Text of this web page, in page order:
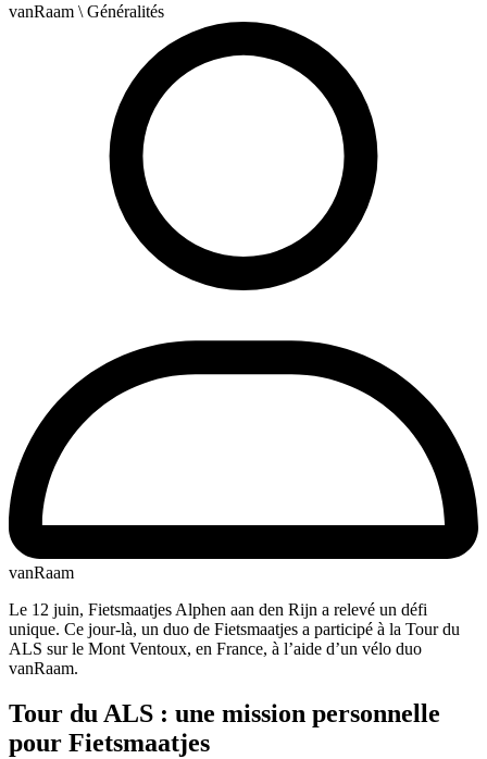
vanRaam \ Généralités
vanRaam
Le 12 juin, Fietsmaatjes Alphen aan den Rijn a relevé un défi
unique. Ce jour-là, un duo de Fietsmaatjes a participé à la Tour du
ALS sur le Mont Ventoux, en France, à l’aide d’un vélo duo
vanRaam.
Tour du ALS : une mission personnelle
pour Fietsmaatjes